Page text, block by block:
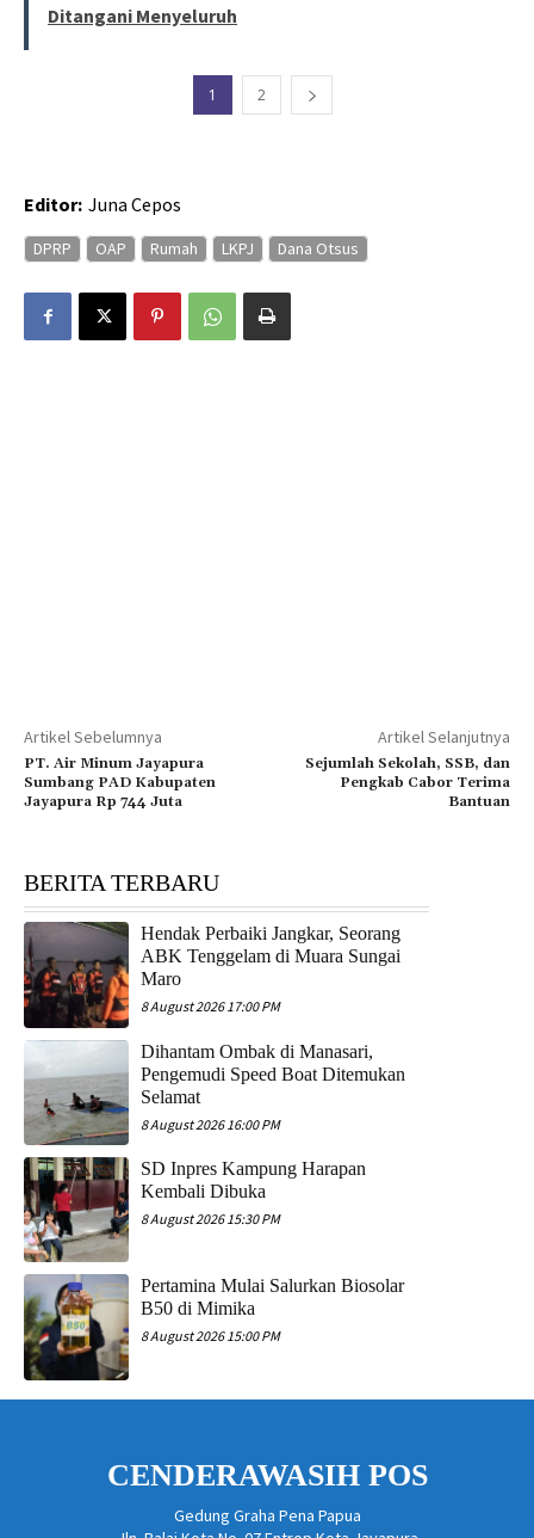
Ditangani Menyeluruh
1 2
Editor: Juna Cepos
DPRP OAP Rumah LKPJ Dana Otsus
Artikel Sebelumnya
PT. Air Minum Jayapura
Sumbang PAD Kabupaten
Jayapura Rp 744 Juta
Artikel Selanjutnya
Sejumlah Sekolah, SSB, dan
Pengkab Cabor Terima
Bantuan
BERITA TERBARU
Hendak Perbaiki Jangkar, Seorang
ABK Tenggelam di Muara Sungai
Maro
8 August 2026 17:00 PM
Dihantam Ombak di Manasari,
Pengemudi Speed Boat Ditemukan
Selamat
8 August 2026 16:00 PM
SD Inpres Kampung Harapan
Kembali Dibuka
8 August 2026 15:30 PM
Pertamina Mulai Salurkan Biosolar
B50 di Mimika
8 August 2026 15:00 PM
CENDERAWASIH POS
Gedung Graha Pena Papua